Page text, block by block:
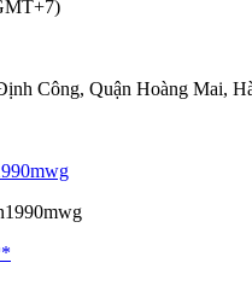
Công, Quận Hoàng Mai,